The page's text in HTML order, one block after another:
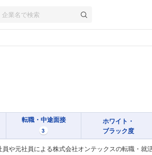
転職・中途面接
3
ホワイト・
ブラック度
や元社員による株式会社オンテックスの転職・